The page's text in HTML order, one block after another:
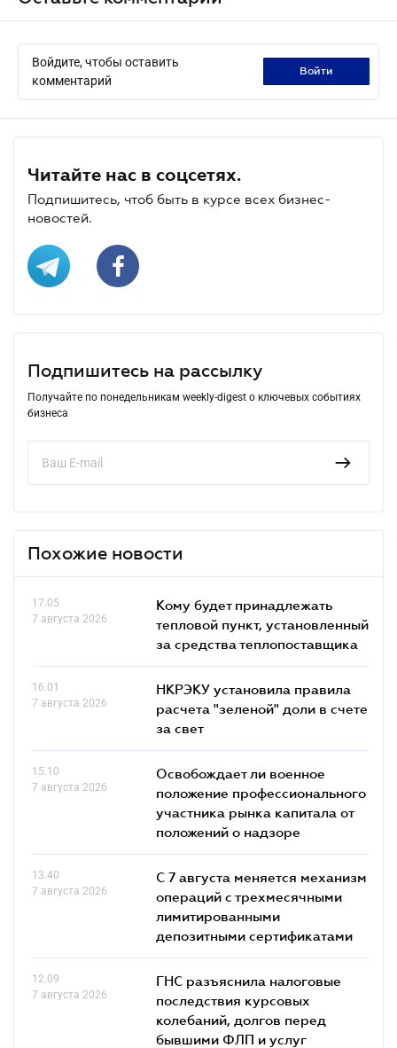
Войдите, чтобы оставить
комментарий
войти
Читайте нас в соцсетях.
Подпишитесь, чтоб быть в курсе всех бизнес-
новостей.
Подпишитесь на рассылку
Получайте по понедельникам weekly-digest о ключевых событиях
бизнеса
Похожие новости
17.05
7 августа 2026
Кому будет принадлежать
тепловой пункт, установленный
за средства теплопоставщика
16.01
7 августа 2026
НКРЭКУ установила правила
расчета "зеленой" доли в счете
за свет
15.10
7 августа 2026
Освобождает ли военное
положение профессионального
участника рынка капитала от
положений о надзоре
13.40
7 августа 2026
С 7 августа меняется механизм
операций с трехмесячными
лимитированными
депозитными сертификатами
12.09
7 августа 2026
ГНС разъяснила налоговые
последствия курсовых
колебаний, долгов перед
бывшими ФЛП и услуг